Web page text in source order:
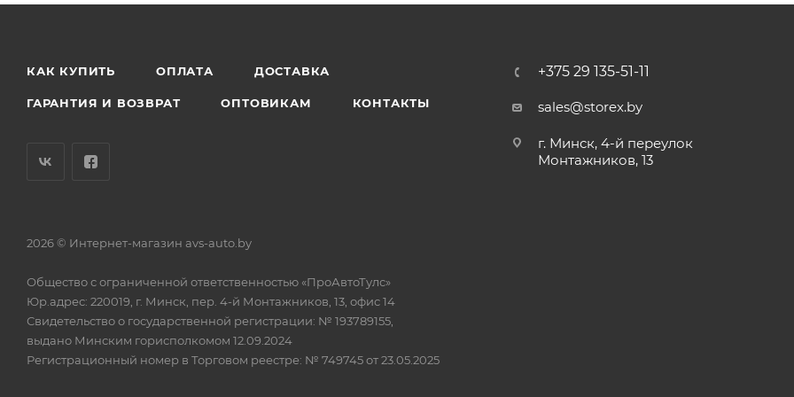
КАК КУПИТЬ ОПЛАТА ДОСТАВКА
ГАРАНТИЯ И ВОЗВРАТ ОПТОВИКАМ КОНТАКТЫ
+375 29 135-51-11
sales@storex.by
г. Минск, 4-й переулок
Монтажников, 13
2026 © Интернет-магазин avs-auto.by
Общество с ограниченной ответственностью «ПроАвтоТулс»
Юр.адрес: 220019, г. Минск, пер. 4-й Монтажников, 13, офис 14
Свидетельство о государственной регистрации: № 193789155,
выдано Минским горисполкомом 12.09.2024
Регистрационный номер в Торговом реестре: № 749745 от 23.05.2025